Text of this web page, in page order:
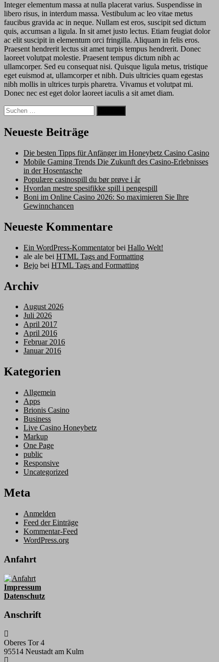
Integer elementum massa at nulla placerat varius. Suspendisse in
libero risus, in interdum massa. Vestibulum ac leo vitae metus
faucibus gravida ac in neque. Nullam est eros, suscipit sed dictum
quis, accumsan a ligula. In sit amet justo lectus. Etiam feugiat dolor
ac elit suscipit in elementum orci fringilla. Aliquam in felis eros.
Praesent hendrerit lectus sit amet turpis tempus hendrerit. Donec
laoreet volutpat molestie. Praesent tempus dictum nibh ac
ullamcorper. Sed eu consequat nisi. Quisque ligula metus, tristique
eget euismod at, ullamcorper et nibh. Duis ultricies quam egestas
nibh mollis in ultrices turpis pharetra. Vivamus et volutpat mi.
Donec nec est eget dolor laoreet iaculis a sit amet diam.
Suche
nach:
Neueste Beiträge
Die besten Tipps für Anfänger im Honeybetz Casino Casino
Mobile Gaming Trends Die Zukunft des Casino-Erlebnisses
in der Hosentasche
Populære casinospill du bør prøve i år
Hvordan mestre spesifikke spill i pengespill
Boni im Online Casino 2026: So maximieren Sie Ihre
Gewinnchancen
Neueste Kommentare
Ein WordPress-Kommentatorbei Hallo Welt!
ale ale bei HTML Tags and Formatting
Bejo bei HTML Tags and Formatting
Archiv
August 2026
Juli 2026
April 2017
April 2016
Februar 2016
Januar 2016
Kategorien
Allgemein
Apps
Brionis Casino
Business
Live Casino Honeybetz
Markup
One Page
public
Responsive
Uncategorized
Meta
Anmelden
Feed der Einträge
Kommentar-Feed
WordPress.org
Anfahrt
Impressum
Datenschutz
Anschrift
Oberes Tor 4
95514 Neustadt am Kulm